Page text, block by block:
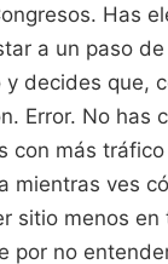
Has
a un paso
decides que,
Error. No has
con más
mientras ves
sitio menos
por no